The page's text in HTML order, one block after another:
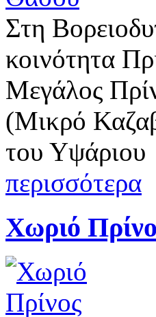
Στη
κοινότητα
Μεγάλος
(Μικρό
του Υψάριου
περισσότερα
Χωριό